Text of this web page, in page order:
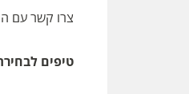
צרו קשר עם
טיפים